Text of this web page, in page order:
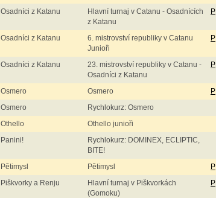
Osadníci z Katanu
Hlavní turnaj v Catanu - Osadnících
z Katanu
P
Osadníci z Katanu
6. mistrovství republiky v Catanu
Junioři
P
Osadníci z Katanu
23. mistrovství republiky v Catanu -
Osadníci z Katanu
P
Osmero Osmero P
Osmero Rychlokurz: Osmero
Othello Othello junioři
Panini!
Rychlokurz: DOMINEX, ECLIPTIC,
BITE!
Pětimysl Pětimysl P
Piškvorky a Renju
Hlavní turnaj v Piškvorkách
(Gomoku)
P